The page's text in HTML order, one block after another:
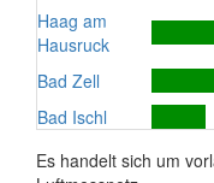
Haag am
Hausruck
Bad Zell
Bad Ischl
Es handelt sich um